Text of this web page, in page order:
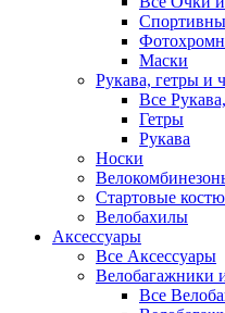
Маски
Рукава, гетры и
Все
Гетры
Рукава
Носки
Стартовые
Велобахилы
Аксессуары
Все Аксессуары
Велобагажники
Все